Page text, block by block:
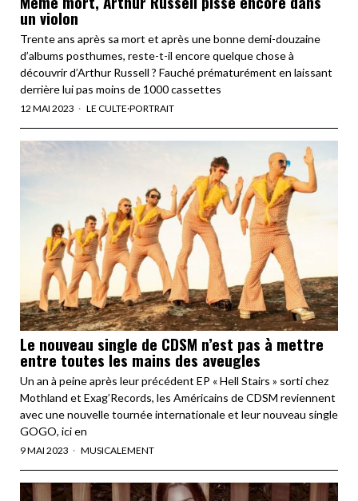
un violon
Trente ans après sa mort et après une bonne demi-douzaine
d’albums posthumes, reste-t-il encore quelque chose à
découvrir d’Arthur Russell ? Fauché prématurément en laissant
derrière lui pas moins de 1000 cassettes
12 MAI 2023 LE CULTE·PORTRAIT
Le nouveau single de CDSM n’est pas à mettre
entre toutes les mains des aveugles
Un an à peine après leur précédent EP « Hell Stairs » sorti chez
Mothland et Exag’Records, les Américains de CDSM reviennent
avec une nouvelle tournée internationale et leur nouveau single
GOGO, ici en
9 MAI 2023 MUSICALEMENT